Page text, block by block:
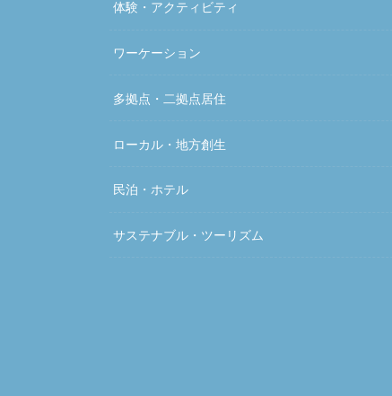
体験・アクティビティ
ワーケーション
多拠点・二拠点居住
ローカル・地方創生
民泊・ホテル
サステナブル・ツーリズム